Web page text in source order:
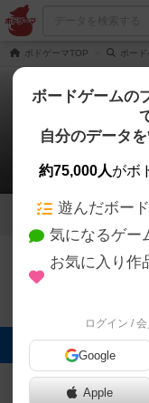
ボドゲーマTOP ボー
ワ
5
ボドゲーマにログインする
Festival）」 の画像をアッ
価を付けることができま
トップに表示される画
ボードゲームの
自分のデータ
約75,000人がボ
遊んだボー
気になるゲー
お気に入り作
ログイン /
Google
Apple